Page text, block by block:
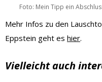
Foto: Mein Tipp ein
Mehr Infos zu den
Eppstein geht es hier.
Vielleicht auch